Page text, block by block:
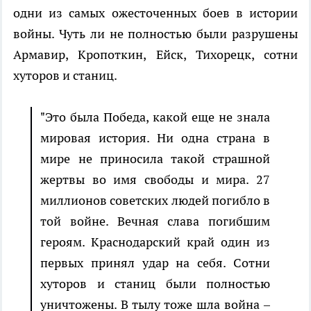
одни из самых ожесточенных боев в истории
войны. Чуть ли не полностью были разрушены
Армавир, Кропоткин, Ейск, Тихорецк, сотни
хуторов и станиц.
"Это была Победа, какой еще не знала
мировая история. Ни одна страна в
мире не приносила такой страшной
жертвы во имя свободы и мира. 27
миллионов советских людей погибло в
той войне. Вечная слава погибшим
героям. Краснодарский край один из
первых принял удар на себя. Сотни
хуторов и станиц были полностью
уничтожены. В тылу тоже шла война –